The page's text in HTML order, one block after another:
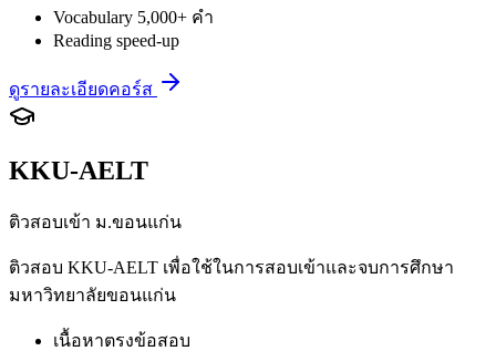
Vocabulary 5,000+ คำ
Reading speed-up
ดูรายละเอียดคอร์ส
KKU-AELT
ติวสอบเข้า ม.ขอนแก่น
ติวสอบ KKU-AELT เพื่อใช้ในการสอบเข้าและจบการศึกษา
มหาวิทยาลัยขอนแก่น
เนื้อหาตรงข้อสอบ